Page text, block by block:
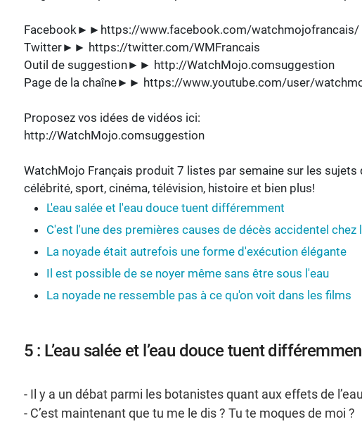
Facebook►►https://www.facebook.com/watchmojofrancais/
Twitter►► https://twitter.com/WMFrancais
Outil de suggestion►► http://WatchMojo.comsuggestion
Page de la chaîne►► https://www.youtube.com/user/
Proposez vos idées de vidéos ici:
http://WatchMojo.comsuggestion
WatchMojo Français produit 7 listes par semaine sur les
célébrité, sport, cinéma, télévision, histoire et bien plus!
L'eau salée et l'eau douce tuent différemment
C'est l'une des premières causes de décès accidentel chez
La noyade était autrefois une forme d'exécution élégante
Il est possible de se noyer même sans être sous l'eau
La noyade ne ressemble pas à ce qu'on voit dans les films
5 : L’eau salée et l’eau douce tuent
- Il y a un débat parmi les botanistes quant aux effets de
- C’est maintenant que tu me le dis ? Tu te moques de moi ?